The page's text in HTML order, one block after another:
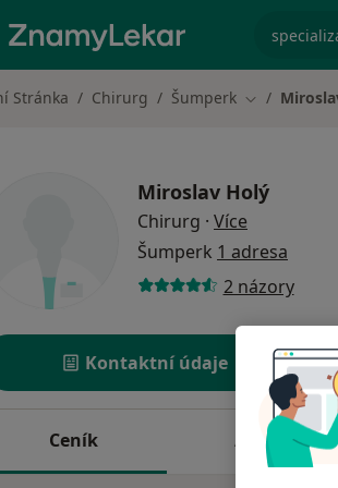
Stránka Chirurg Šumperk Změna
Miroslav Holý
Chirurg · Více
Šumperk 1 adresa
2 názory
Kontaktní údaje
Ceník Adresy